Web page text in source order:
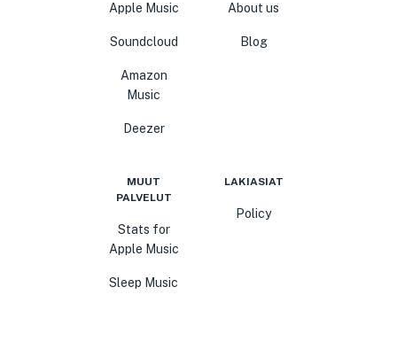
Apple Music
Soundcloud
Amazon
Music
Deezer
About us
Blog
MUUT
PALVELUT
Stats for
Apple Music
Sleep Music
LAKIASIAT
Policy